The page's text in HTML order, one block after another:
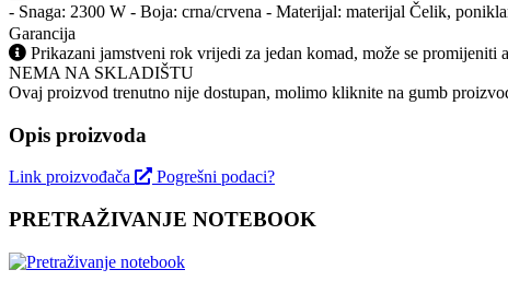
- Snaga: 2300 W - Boja: crna/crvena - Materijal: materijal Čelik,
Garancija
Prikazani jamstveni rok vrijedi za jedan komad, može se promijeniti
NEMA NA SKLADIŠTU
Ovaj proizvod trenutno nije dostupan, molimo kliknite na gumb
Opis proizvoda
Link proizvođača Pogrešni podaci?
PRETRAŽIVANJE NOTEBOOK